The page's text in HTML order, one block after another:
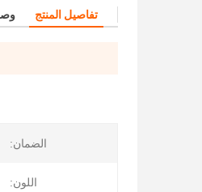
تفاصيل المنتج
الضمان:
اللون: